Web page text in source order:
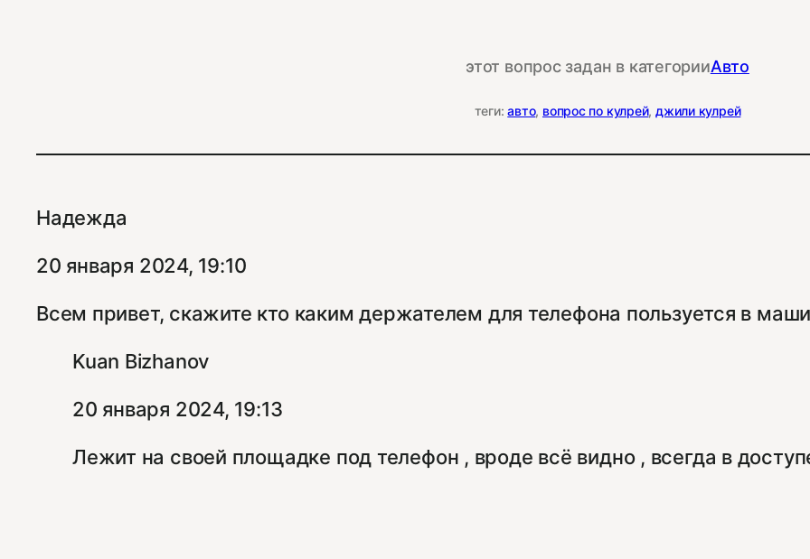
этот вопрос задан в категорииАвто
теги:авто, вопрос по кулрей, джили кулрей
Надежда
20 января 2024, 19:10
Всем привет, скажите кто каким держателем для телефона пользуется в
Kuan Bizhanov
20 января 2024, 19:13
Лежит на своей площадке под телефон , вроде всё видно , всегда в